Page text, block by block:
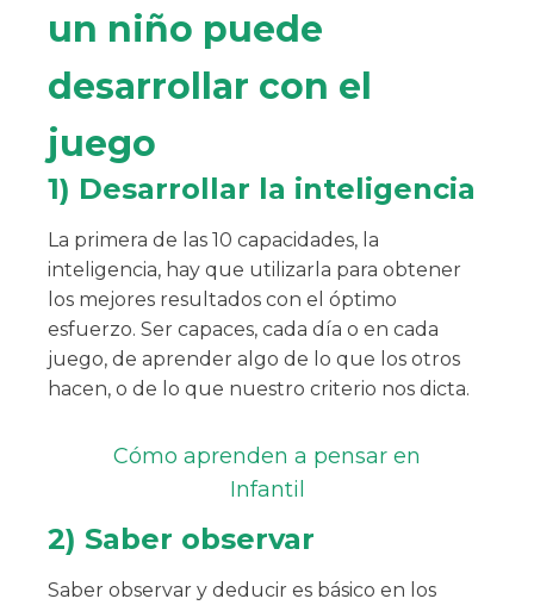
un niño puede
desarrollar con el
juego
1) Desarrollar la inteligencia
La primera de las 10 capacidades, la
inteligencia, hay que utilizarla para obtener
los mejores resultados con el óptimo
esfuerzo. Ser capaces, cada día o en cada
juego, de aprender algo de lo que los otros
hacen, o de lo que nuestro criterio nos dicta.
Cómo aprenden a pensar en
Infantil
2) Saber observar
Saber observar y deducir es básico en los